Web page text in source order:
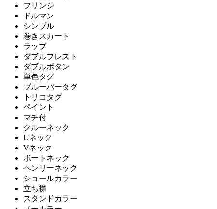
フリンジ
ドルマン
シンプル
巻きスカート
ラップ
ダブルブレスト
ダブルボタン
単色タグ
ブルーバータグ
トリコタグ
ペイント
マチ付
クルーネック
Uネック
Vネック
ボートネック
ヘンリーネック
ショールカラー
立ち襟
スタンドカラー